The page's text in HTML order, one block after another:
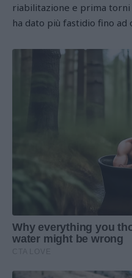
riabilitazione e prima torni
ha dato più fastidio fino ad